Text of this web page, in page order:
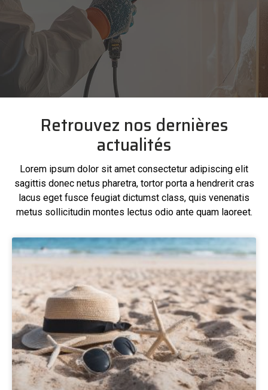
Retrouvez nos dernières
actualités
Lorem ipsum dolor sit amet consectetur adipiscing elit
sagittis donec netus pharetra, tortor porta a hendrerit cras
lacus eget fusce feugiat dictumst class, quis venenatis
metus sollicitudin montes lectus odio ante quam laoreet.